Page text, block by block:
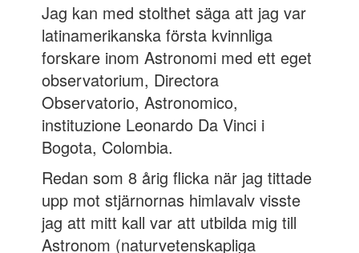
Jag kan med stolthet säga att jag var
latinamerikanska första kvinnliga
forskare inom Astronomi med ett eget
observatorium, Directora
Observatorio, Astronomico,
instituzione Leonardo Da Vinci i
Bogota, Colombia.
Redan som 8 årig flicka när jag tittade
upp mot stjärnornas himlavalv visste
jag att mitt kall var att utbilda mig till
Astronom (naturvetenskapliga